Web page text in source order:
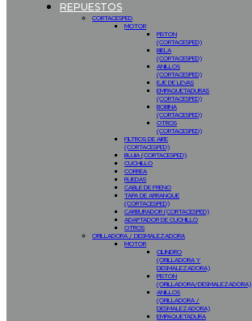
REPUESTOS
CORTACESPED
MOTOR
PISTON
(CORTACESPED)
BIELA
(CORTACESPED)
ANILLOS
(CORTACESPED)
EJE DE LEVAS
EMPAQUETADURAS
(CORTACESPED)
BOBINA
(CORTACESPED)
OTROS
(CORTACESPED)
FILTROS DE AIRE
(CORTACESPED)
BUJIA (CORTACESPED)
CUCHILLO
CORREA
RUEDAS
CABLE DE FRENO
TAPA DE ARRANQUE
(CORTACESPED)
CARBURADOR (CORTACESPED)
ADAPTADOR DE CUCHILLO
OTROS
ORILLADORA / DESMALEZADORA
MOTOR
CILINDRO
(ORILLADORA Y
DESMALEZADORA)
PISTON
(ORILLADORA/DESMALEZADORA)
ANILLOS
(ORILLADORA /
DESMALEZADORA)
EMPAQUETADURA